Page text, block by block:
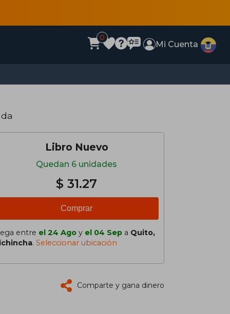
0
Mi Cuenta
Libro Nuevo
Quedan 6 unidades
$ 31.27
Comprar
entre el 24 Ago y el 04 Sep a Quito,
. Seleccionar ubicación
Comparte y gana dinero